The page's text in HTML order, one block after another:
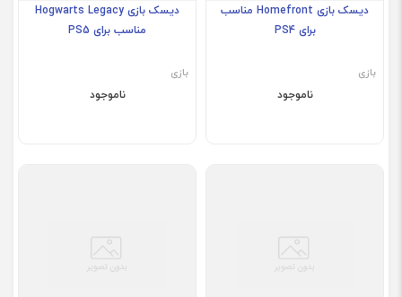
دیسک بازی Homefront مناسب
برای PS4
بازی
ناموجود
دیسک بازی Hogwarts Legacy
مناسب برای PS5
بازی
ناموجود